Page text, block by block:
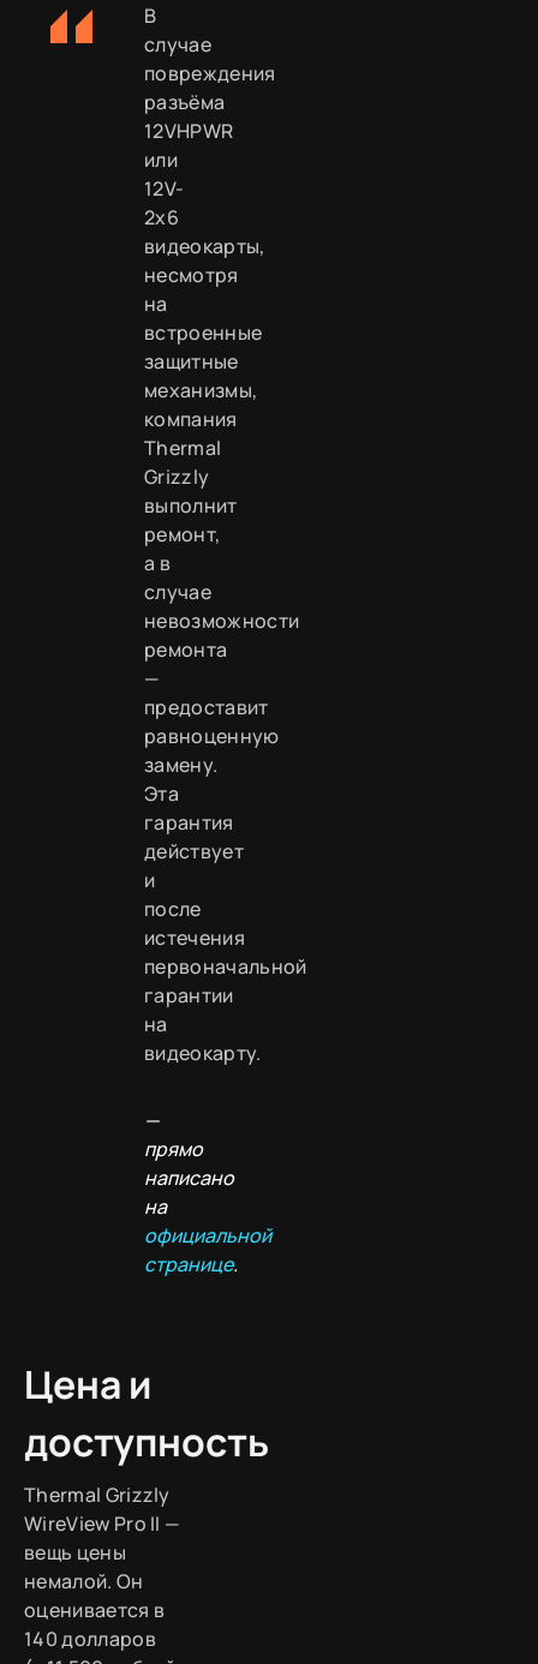
В
случае
повреждения
разъёма
12VHPWR
или
12V-
2x6
видеокарты,
несмотря
на
встроенные
защитные
механизмы,
компания
Thermal
Grizzly
выполнит
ремонт,
а в
случае
невозможности
ремонта
—
предоставит
равноценную
замену.
Эта
гарантия
действует
и
после
истечения
первоначальной
гарантии
на
видеокарту.
—
прямо
написано
на
официальной
странице.
Цена и
доступность
Thermal Grizzly
WireView Pro II —
вещь цены
немалой. Он
оценивается в
140 долларов